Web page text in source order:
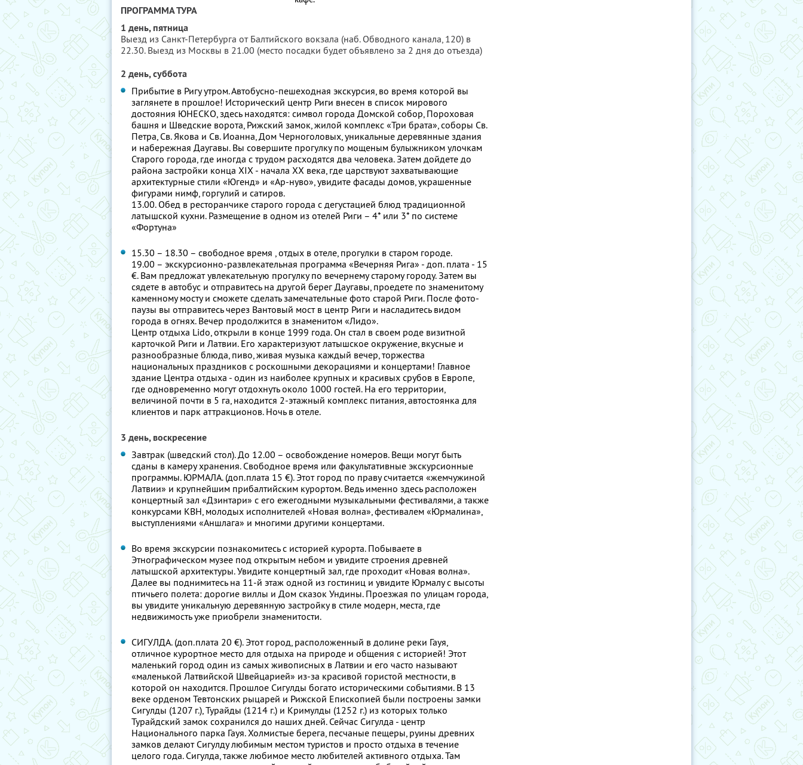
ПРОГРАММА ТУРА
1 день, пятница
Выезд из Санкт-Петербурга от Балтийского вокзала (наб. Обводного канала, 120) в
22.30. Выезд из Москвы в 21.00 (место посадки будет объявлено за 2 дня до отъезда)
2 день, суббота
Прибытие в Ригу утром. Автобусно-пешеходная экскурсия, во время которой вы
заглянете в прошлое! Исторический центр Риги внесен в список мирового
достояния ЮНЕСКО, здесь находятся: символ города Домской собор, Пороховая
башня и Шведские ворота, Рижский замок, жилой комплекс «Три брата», соборы Св.
Петра, Св. Якова и Св. Иоанна, Дом Черноголовых, уникальные деревянные здания
и набережная Даугавы. Вы совершите прогулку по мощеным булыжником улочкам
Старого города, где иногда с трудом расходятся два человека. Затем дойдете до
района застройки конца XIX - начала XX века, где царствуют захватывающие
архитектурные стили «Югенд» и «Ар-нуво», увидите фасады домов, украшенные
фигурами нимф, горгулий и сатиров.
13.00. Обед в ресторанчике старого города с дегустацией блюд традиционной
латышской кухни. Размещение в одном из отелей Риги – 4* или 3* по системе
«Фортуна»
15.30 – 18.30 – свободное время , отдых в отеле, прогулки в старом городе.
19.00 – экскурсионно-развлекательная программа «Вечерняя Рига» - доп. плата - 15
€. Вам предложат увлекательную прогулку по вечернему старому городу. Затем вы
сядете в автобус и отправитесь на другой берег Даугавы, проедете по знаменитому
каменному мосту и сможете сделать замечательные фото старой Риги. После фото-
паузы вы отправитесь через Вантовый мост в центр Риги и насладитесь видом
города в огнях. Вечер продолжится в знаменитом «Лидо».
Центр отдыха Lido, открыли в конце 1999 года. Он стал в своем роде визитной
карточкой Риги и Латвии. Его характеризуют латышское окружение, вкусные и
разнообразные блюда, пиво, живая музыка каждый вечер, торжества
национальных праздников с роскошными декорациями и концертами! Главное
здание Центра отдыха - один из наиболее крупных и красивых срубов в Европе,
где одновременно могут отдохнуть около 1000 гостей. На его территории,
величиной почти в 5 га, находится 2-этажный комплекс питания, автостоянка для
клиентов и парк аттракционов. Ночь в отеле.
3 день, воскресение
Завтрак (шведский стол). До 12.00 – освобождение номеров. Вещи могут быть
сданы в камеру хранения. Свободное время или факультативные экскурсионные
программы. ЮРМАЛА. (доп.плата 15 €). Этот город по праву считается «жемчужиной
Латвии» и крупнейшим прибалтийским курортом. Ведь именно здесь расположен
концертный зал «Дзинтари» с его ежегодными музыкальными фестивалями, а также
конкурсами КВН, молодых исполнителей «Новая волна», фестивалем «Юрмалина»,
выступлениями «Аншлага» и многими другими концертами.
Во время экскурсии познакомитесь с историей курорта. Побываете в
Этнографическом музее под открытым небом и увидите строения древней
латышской архитектуры. Увидите концертный зал, где проходит «Новая волна».
Далее вы поднимитесь на 11-й этаж одной из гостиниц и увидите Юрмалу с высоты
птичьего полета: дорогие виллы и Дом сказок Ундины. Проезжая по улицам города,
вы увидите уникальную деревянную застройку в стиле модерн, места, где
недвижимость уже приобрели знаменитости.
СИГУЛДА. (доп.плата 20 €). Этот город, расположенный в долине реки Гауя,
отличное курортное место для отдыха на природе и общения с историей! Этот
маленький город один из самых живописных в Латвии и его часто называют
«маленькой Латвийской Швейцарией» из-за красивой гористой местности, в
которой он находится. Прошлое Сигулды богато историческими событиями. В 13
веке орденом Тевтонских рыцарей и Рижской Епископией были построены замки
Сигулды (1207 г.), Турайды (1214 г.) и Кримулды (1252 г.) из которых только
Турайдский замок сохранился до наших дней. Сейчас Сигулда - центр
Национального парка Гауя. Холмистые берега, песчаные пещеры, руины древних
замков делают Сигулду любимым местом туристов и просто отдыха в течение
целого года. Сигулда, также любимое место любителей активного отдыха. Там